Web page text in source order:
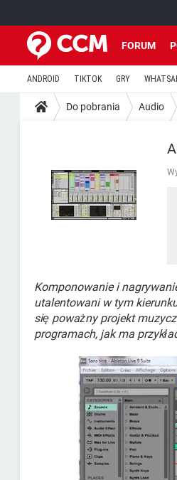
FORUM
ANDROID TIKTOK GRY
Do pobrania Audio
Komponowanie i
utalentowani w tym
się poważny projekt
programach, jak ma